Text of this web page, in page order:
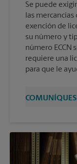
Se puede
las
exención de
su número y
número ECCN
requiere una
para que le